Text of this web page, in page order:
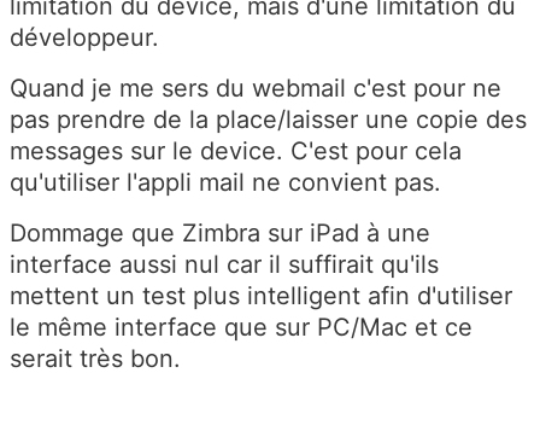
développeur.
Quand je me sers du webmail c'est pour ne
pas prendre de la place/laisser une copie des
messages sur le device. C'est pour cela
qu'utiliser l'appli mail ne convient pas.
Dommage que Zimbra sur iPad à une
interface aussi nul car il suffirait qu'ils
mettent un test plus intelligent afin d'utiliser
le même interface que sur PC/Mac et ce
serait très bon.